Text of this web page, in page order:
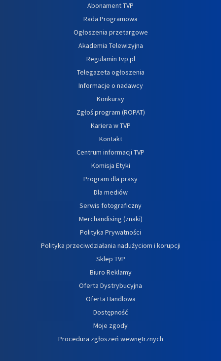
Abonament TVP
Rada Programowa
Ogłoszenia przetargowe
Akademia Telewizyjna
Regulamin tvp.pl
Telegazeta ogłoszenia
Informacje o nadawcy
Konkursy
Zgłoś program (ROPAT)
Kariera w TVP
Kontakt
Centrum informacji TVP
Komisja Etyki
Program dla prasy
Dla mediów
Serwis fotograficzny
Merchandising (znaki)
Polityka Prywatności
Polityka przeciwdziałania nadużyciom i korupcji
Sklep TVP
Biuro Reklamy
Oferta Dystrybucyjna
Oferta Handlowa
Dostępność
Moje zgody
Procedura zgłoszeń wewnętrznych